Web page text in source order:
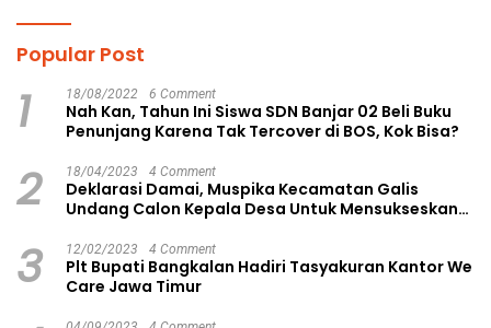
Popular Post
1 18/08/2022 6 Comment
Nah Kan, Tahun Ini Siswa SDN Banjar 02 Beli Buku
Penunjang Karena Tak Tercover di BOS, Kok Bisa?
2 18/04/2023 4 Comment
Deklarasi Damai, Muspika Kecamatan Galis
Undang Calon Kepala Desa Untuk Mensukseskan
3 12/02/2023 4 Comment
Plt Bupati Bangkalan Hadiri Tasyakuran Kantor We
Care Jawa Timur